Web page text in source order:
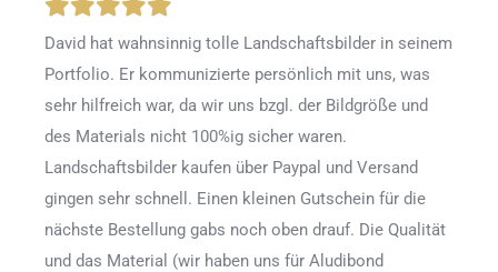
David hat wahnsinnig tolle Landschaftsbilder in seinem
Portfolio. Er kommunizierte persönlich mit uns, was
sehr hilfreich war, da wir uns bzgl. der Bildgröße und
des Materials nicht 100%ig sicher waren.
Landschaftsbilder kaufen über Paypal und Versand
gingen sehr schnell. Einen kleinen Gutschein für die
nächste Bestellung gabs noch oben drauf. Die Qualität
und das Material (wir haben uns für Aludibond